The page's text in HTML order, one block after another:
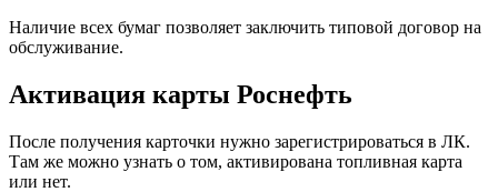
Наличие всех бумаг позволяет заключить типовой договор на
обслуживание.
Активация карты Роснефть
После получения карточки нужно зарегистрироваться в ЛК.
Там же можно узнать о том, активирована топливная карта
или нет.